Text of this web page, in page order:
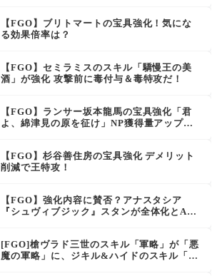
【FGO】ブリトマートの宝具強化！気にな
る効果倍率は？
【FGO】セミラミスのスキル「驕慢王の美
酒」が強化 攻撃前に毒付与＆毒特攻だ！
【FGO】ランサー坂本龍馬の宝具強化「君
よ、綿津見の原を征け」NP獲得量アップ追
【FGO】杉谷善住房の宝具強化 デメリット
削減で王特攻！
【FGO】強化内容に賛否？アナスタシア
『シュヴィブジック』スタンが全体化とArts
6弾スキル強化内容と倍率判明
[FGO]槍ヴラド三世のスキル「軍略」が「悪
魔の軍略」に、ジキル&ハイドのスキル「自